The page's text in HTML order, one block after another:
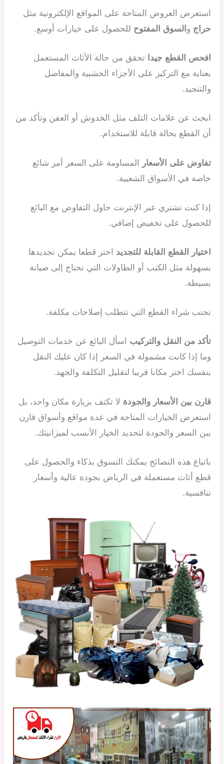
استعرض العروض المتاحة على المواقع الإلكترونية مثل
حراج و السوق المفتوح للحصول على خيارات أوسع.
افحص القطع جيدا تحقق من حالة الأثاث المستعمل
بعناية مع التركيز على الأجزاء الخشبية والمفاصل
والتنجيد.
ابحث عن علامات التلف مثل الخدوش أو العفن وتأكد من
أن القطع بحالة قابلة للاستخدام.
تفاوض على الأسعار
المساومة على السعر أمر شائع
خاصة في الأسواق الشعبية.
إذا كنت تشتري عبر الإنترنت حاول التفاوض مع البائع
للحصول على تخفيض إضافي.
اختيار القطع القابلة للتجديد
اختر قطعا يمكن تجديدها
بسهولة مثل الكنب أو الطاولات التي تحتاج إلى صيانة
بسيطة.
تجنب شراء القطع التي تتطلب إصلاحات مكلفة.
تأكد من النقل والتركيب
اسأل البائع عن خدمات التوصيل
وما إذا كانت مشمولة في السعر إذا كان عليك النقل
بنفسك اختر مكانا قريبا لتقليل التكلفة والجهد.
قارن بين الأسعار والجودة لا تكتف بزيارة مكان واحد، بل
استعرض الخيارات المتاحة في عدة مواقع وأسواق قارن
بين السعر والجودة لتحديد الخيار الأنسب لميزانيتك.
باتباع هذه النصائح يمكنك التسوق بذكاء والحصول على
قطع أثاث مستعملة في الرياض بجودة عالية وأسعار
تنافسية.